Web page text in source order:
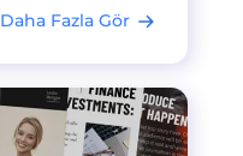
Daha Fazla Gör